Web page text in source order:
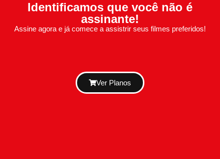
Identificamos que você não é
assinante!
Assine agora e já comece a assistrir seus filmes preferidos!
Ver Planos